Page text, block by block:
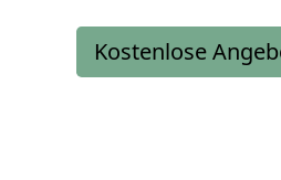
Kostenlose